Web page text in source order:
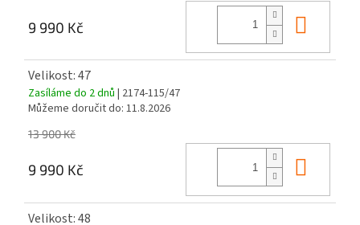
9 990 Kč
Velikost: 47
Zasíláme do 2 dnů | 2174-115/47
Můžeme doručit do: 11.8.2026
13 900 Kč
9 990 Kč
Velikost: 48